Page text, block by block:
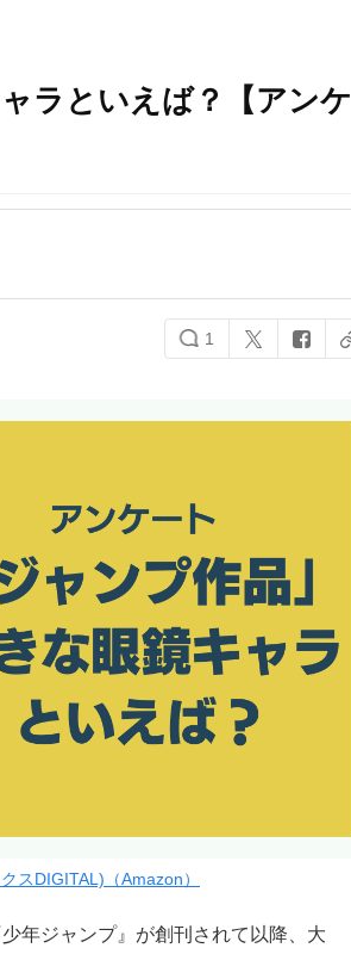
ラといえば？【アンケ
1
スDIGITAL)（Amazon）
年ジャンプ』が創刊されて以降、大